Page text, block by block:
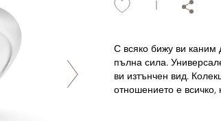
С всяко бижу ви каним
пълна сила.
ви изтънчен вид.
отношението е